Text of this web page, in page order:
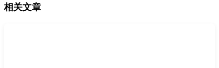
相关文章